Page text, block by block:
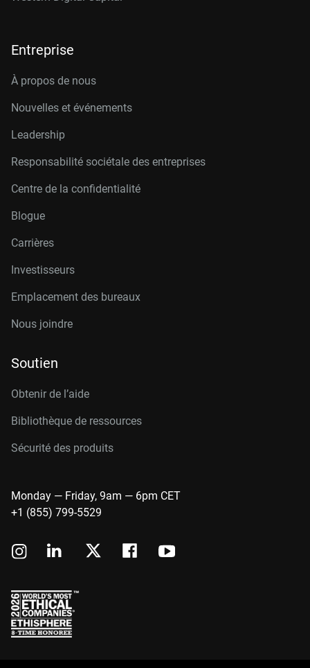
Entreprise
À propos de nous
Nouvelles et événements
Leadership
Responsabilité sociétale des entreprises
Centre de la confidentialité
Blogue
Carrières
Investisseurs
Emplacement des bureaux
Nous joindre
Soutien
Obtenir de l’aide
Bibliothèque de ressources
Sécurité des produits
Monday — Friday, 9am — 6pm CET
+1 (855) 799-5529